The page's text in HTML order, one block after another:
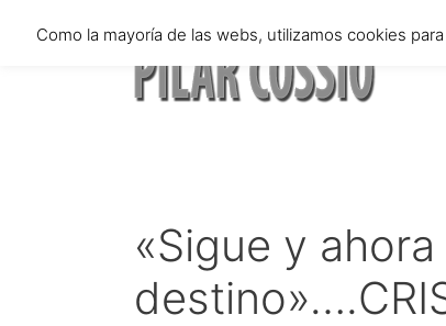
«Sigue y
Como la mayoría de las webs, utilizamos cookies